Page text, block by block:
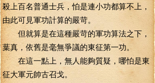
殺上百名普通士兵，怕是連小功都算不上，
由此可見軍功計算的嚴苛。
但就算是在這種嚴苛的軍功算法之下，
葉真，依舊是毫無爭議的東征第一功。
在這一點上，無人能夠質疑，哪怕是東
征大軍元帥古召戈。